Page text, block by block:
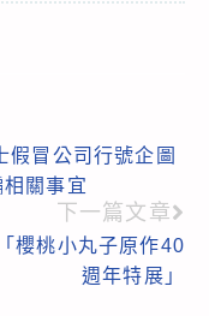
假冒公司行號企圖
關事宜
下一篇文章
櫻桃小丸子原作40
週年特展」